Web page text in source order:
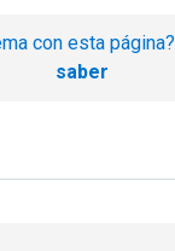
con esta página?
saber